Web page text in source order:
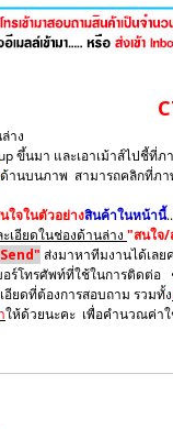
าง
ขึ้นมา และเอาเม้าส์ไปชี้ที่ภ
ด้านบนภาพ สามารถคลิกที่ภา
ใจในตัวอย่างสินค้าในหน้านี้
เอียดในช่องด้านล่าง "สนใจ/
ส่งมาหาทีมงานได้เลย
โทรศัพท์ที่ใช้ในการติดต่อ
ยดที่ต้องการสอบถาม รวมทั้ง
ให้ด้วยนะคะ เพื่อคำนวณค่า